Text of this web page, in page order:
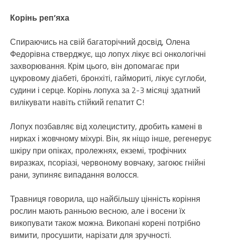
Корінь реп’яха
Спираючись на свій багаторічний досвід, Олена
Федорівна стверджує, що лопух лікує всі онкологічні
захворювання. Крім цього, він допомагає при
цукровому діабеті, бронхіті, гаймориті, лікує суглоби,
судини і серце. Корінь лопуха за 2-3 місяці здатний
вилікувати навіть стійкий гепатит С!
Лопух позбавляє від холециститу, дробить камені в
нирках і жовчному міхурі. Він, як ніщо інше, регенерує
шкіру при опіках, пролежнях, екземі, трофічних
виразках, псоріазі, червоному вовчаку, загоює гнійні
рани, зупиняє випадання волосся.
Травниця говорила, що найбільшу цінність коріння
рослин мають ранньою весною, але і восени їх
викопувати також можна. Викопані корені потрібно
вимити, просушити, нарізати для зручності.